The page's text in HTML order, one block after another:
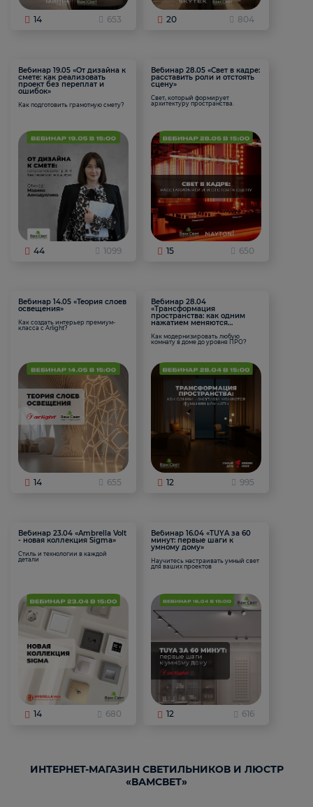
14 653 20 804
Вебинар 19.05 «От дизайна к
смете: как реализовать
проект без переплат и
ошибок»
Как подготовить грамотную смету?
44 1099
Вебинар 28.05 «Свет в кадре:
расставить роли и отстоять
сцену»
Свет, который формирует
архитектуру пространства.
15 650
Вебинар 14.05 «Теория слоев
освещения»
Как создать интерьер премиум-
класса с Arlight?
14 655
Вебинар 28.04
«Трансформация
пространства: как одним
нажатием меняются
Как модернизировать любую
комнату в доме до уровня ПРО?
12 995
Вебинар 23.04 «Ambrella Volt
- новая коллекция Sigma»
Стиль и технологии в каждой
детали
14 680
Вебинар 16.04 «TUYA за 60
минут: первые шаги к
умному дому»
Научитесь настраивать умный свет
для ваших проектов
12 616
ИНТЕРНЕТ-МАГАЗИН СВЕТИЛЬНИКОВ И ЛЮСТР
«ВАМСВЕТ»